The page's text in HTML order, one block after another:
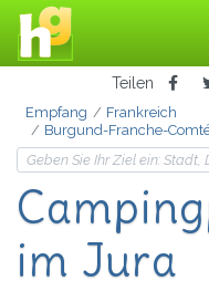
Teilen
Empfang
Frankreich
Burgund-Franche-
im Jura